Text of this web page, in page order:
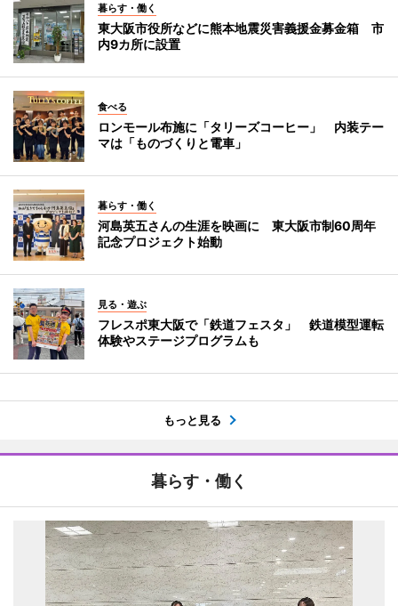
暮らす・働く
東大阪市役所などに熊本地震災害義援金募金箱 市
内9カ所に設置
食べる
ロンモール布施に「タリーズコーヒー」 内装テー
マは「ものづくりと電車」
暮らす・働く
河島英五さんの生涯を映画に 東大阪市制60周年
記念プロジェクト始動
見る・遊ぶ
フレスポ東大阪で「鉄道フェスタ」 鉄道模型運転
体験やステージプログラムも
もっと見る
暮らす・働く